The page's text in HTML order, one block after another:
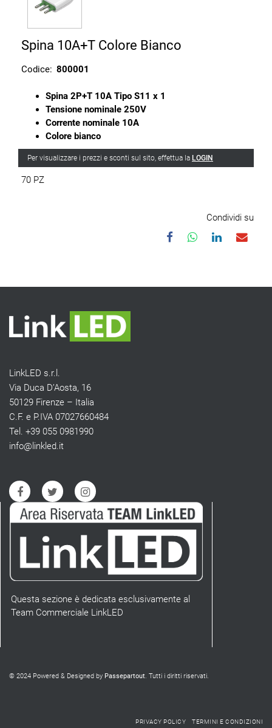
Spina 10A+T Colore Bianco
Codice: 800001
Spina 2P+T 10A Tipo S11 x 1
Tensione nominale 250V
Corrente nominale 10A
Colore bianco
Per visualizzare i prezzi e sconti sul sito, effettua la LOGIN
70 PZ
Condividi su
LinkLED s.r.l.
Via Duca D’Aosta, 16
50129 Firenze – Italia
C.F. e P.IVA 07027660484
Tel. +39 055 0981990
info@linkled.it
Questa sezione è dedicata esclusivamente al
Team Commerciale LinkLED
© 2024 Powered & Designed by Passepartout . Tutti i diritti riservati.
PRIVACY POLICY TERMINI E CONDIZIONI